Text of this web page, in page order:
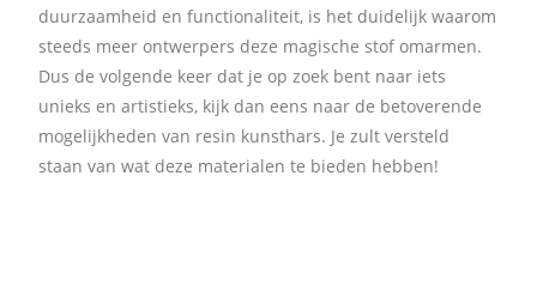
duurzaamheid en functionaliteit, is het duidelijk waarom
steeds meer ontwerpers deze magische stof omarmen.
Dus de volgende keer dat je op zoek bent naar iets
unieks en artistieks, kijk dan eens naar de betoverende
mogelijkheden van resin kunsthars. Je zult versteld
staan van wat deze materialen te bieden hebben!